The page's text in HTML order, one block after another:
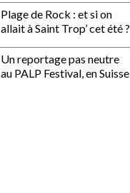
Plage de Rock : et si on
allait à Saint Trop’ cet été ?
Un reportage pas neutre
au PALP Festival, en Suisse